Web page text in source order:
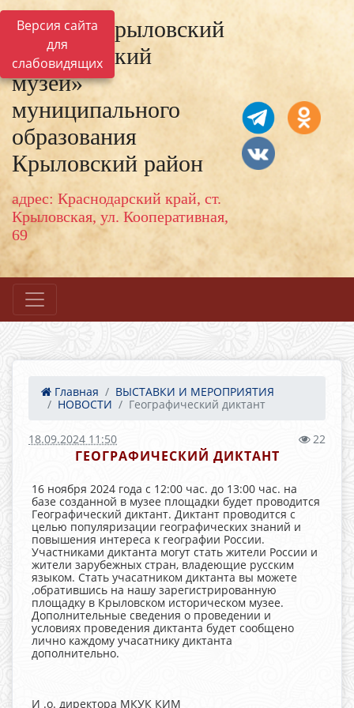
Версия сайта
для
слабовидящих
МКУК «Крыловский
исторический
музей»
муниципального
образования
Крыловский район
адрес: Краснодарский край, ст.
Крыловская, ул. Кооперативная,
69
Главная
ВЫСТАВКИ И МЕРОПРИЯТИЯ
НОВОСТИ
Географический диктант
18.09.2024 11:50 22
ГЕОГРАФИЧЕСКИЙ ДИКТАНТ
16 ноября 2024 года с 12:00 час. до 13:00 час. на
базе созданной в музее площадки будет проводится
Географический диктант. Диктант проводится с
целью популяризации географических знаний и
повышения интереса к географии России.
Участниками диктанта могут стать жители России и
жители зарубежных стран, владеющие русским
языком. Стать учасатником диктанта вы можете
,обратившись на нашу зарегистрированную
площадку в Крыловском историческом музее.
Дополнительные сведения о проведении и
условиях проведения диктанта будет сообщено
лично каждому учасатнику диктанта
дополнительно.
И .о. директора МКУК КИМ